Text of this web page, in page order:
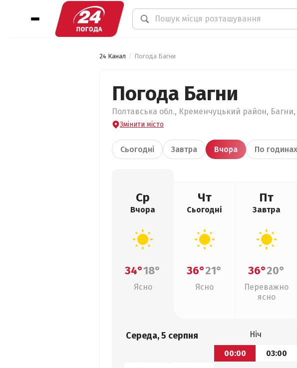
24 Канал Погода Багни
Погода Багни
Полтавська обл., Кременчуцький район, Багни,
Змінити місто
Сьогодні Завтра Вчора По годинах
Ср
Вчора
34°18°
Ясно
Чт
Сьогодні
36°21°
Ясно
Пт
Завтра
36°20°
Переважно
ясно
Середа, 5 серпня Ніч
00:00
03:00